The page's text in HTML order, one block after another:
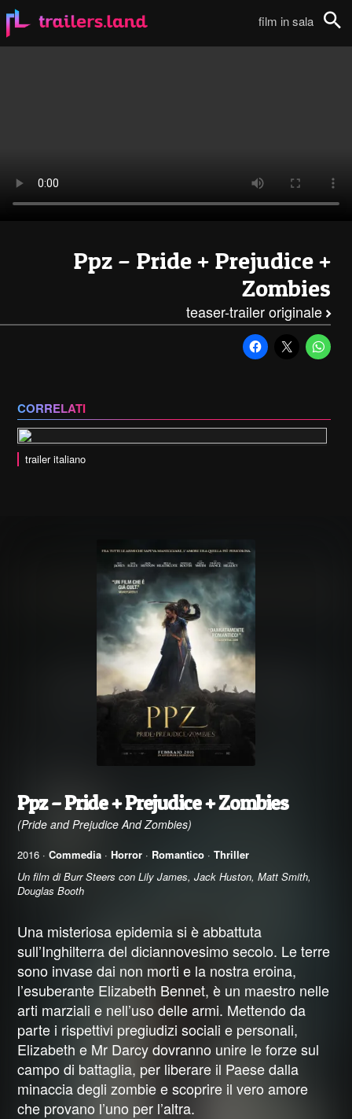
film in sala
Ppz – Pride + Prejudice +
Zombies
teaser-trailer originale
CORRELATI
trailer italiano
Ppz – Pride + Prejudice + Zombies
(Pride and Prejudice And Zombies)
2016 · Commedia ·Horror · Romantico ·Thriller
Un film di Burr Steers con Lily James, Jack Huston, Matt Smith,
Douglas Booth
Una misteriosa epidemia si è abbattuta
sull’Inghilterra del diciannovesimo secolo. Le terre
sono invase dai non morti e la nostra eroina,
l’esuberante Elizabeth Bennet, è un maestro nelle
arti marziali e nell’uso delle armi. Mettendo da
parte i rispettivi pregiudizi sociali e personali,
Elizabeth e Mr Darcy dovranno unire le forze sul
campo di battaglia, per liberare il Paese dalla
minaccia degli zombie e scoprire il vero amore
che provano l’uno per l’altra.